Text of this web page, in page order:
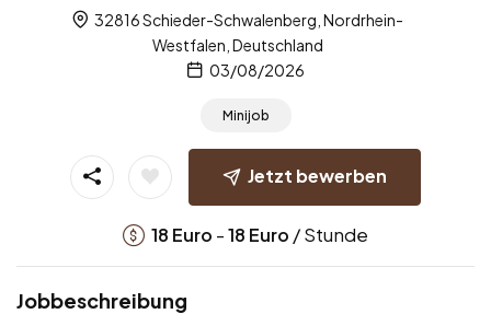
32816 Schieder-Schwalenberg, Nordrhein-
Westfalen, Deutschland
03/08/2026
Minijob
Jetzt bewerben
18 Euro -18 Euro / Stunde
Jobbeschreibung